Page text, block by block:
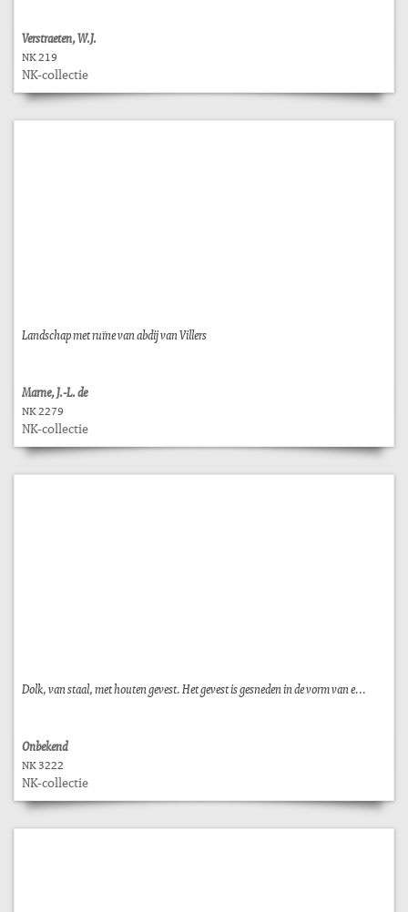
Verstraeten, W.J.
NK 219
NK-collectie
Landschap met ruïne van abdij van Villers
Marne, J.-L. de
NK 2279
NK-collectie
Dolk, van staal, met houten gevest. Het gevest is gesneden in de vorm van e...
Onbekend
NK 3222
NK-collectie